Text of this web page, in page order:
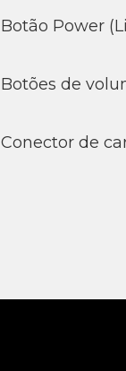
Botão Power
Botões de
Conector de